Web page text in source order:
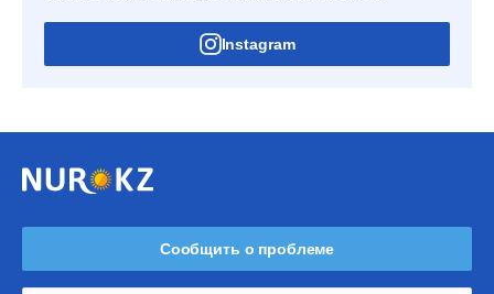
Instagram
Сообщить о проблеме